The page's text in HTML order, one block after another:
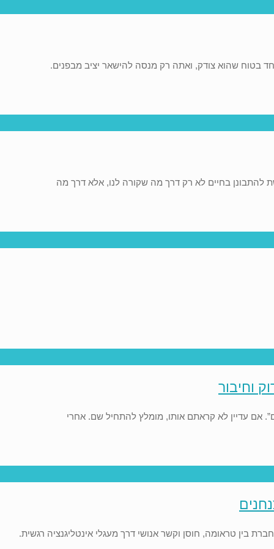
בטוח שהוא צודק, ואתה רק מנסה להישאר יציב מבפנים.
בחיים לא רק דרך מה שקורה לנו, אלא דרך מה
וחיבור
אם עדיין לא קראתם אותו, מומלץ להתחיל שם. אחרי
בין טראומה, חוסן וקשר אנושי דרך מעגלי אינטליגנציה רגשית.